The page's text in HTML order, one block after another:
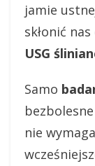
jamie
skłonić
USG
Samo
nie